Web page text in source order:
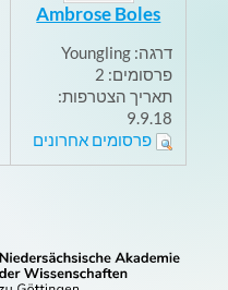
Ambrose Boles
דרגה: Youngling
פרסומים:
תאריך הצטרפות:
9.9.18
פרסומים אחרונים